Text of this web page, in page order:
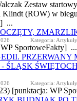
Zestaw
Klindt (ROW) w
] ...
Kategoria: Artykuły
SportoweFakty] ...
PRZERWANY
ŚLĄSK
Kategoria: Artykuły
[punktacja: WP